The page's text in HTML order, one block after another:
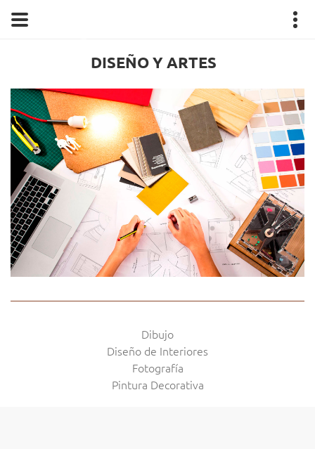
DISEÑO Y ARTES
Dibujo
Diseño de Interiores
Fotografía
Pintura Decorativa